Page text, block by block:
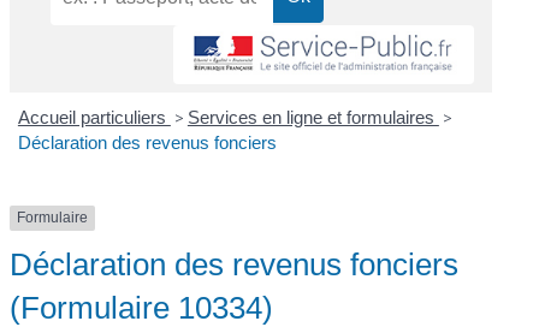
Accueil particuliers > Services en ligne et formulaires >
Déclaration des revenus fonciers
Formulaire
Déclaration des revenus fonciers
(Formulaire 10334)